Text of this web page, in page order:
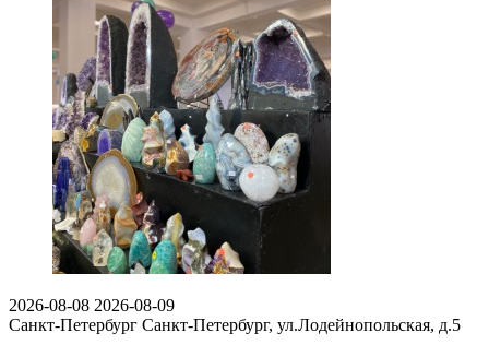
2026-08-08 2026-08-09
Санкт-Петербург Санкт-Петербург, ул.Лодейнопольская, д.5